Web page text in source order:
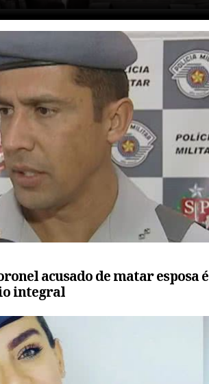
acusado de matar esposa é
integral